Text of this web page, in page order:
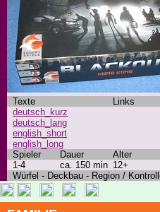
Texte Links
deutsch_kurz
deutsch_lang
english_short
english_long
Spieler Dauer Alter
1-4
ca. 150 min 12+
Würfel - Deckbau - Region /